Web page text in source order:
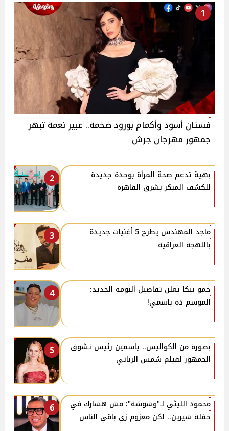
1
فستان أسود وأكمام بورود ضخمة.. عبير نعمة تبهر
جمهور مهرجان جرش
2
بهية تدعم صحة المرأة بوحدة جديدة
للكشف المبكر بشرق القاهرة
3
ماجد المهندس يطرح 5 أغنيات جديدة
باللهجة العراقية
4
حمو بيكا يعلن تفاصيل ألبومه الجديد:
الموسم ده باسمي!
5
بصورة من الكواليس.. ياسمين رئيس تشوق
الجمهور لفيلم شمس الزناتي
6
محمود الليثي لـ"وشوشة": مش هشارك في
حفلة شيرين.. لكن معزوم زي باقي الناس